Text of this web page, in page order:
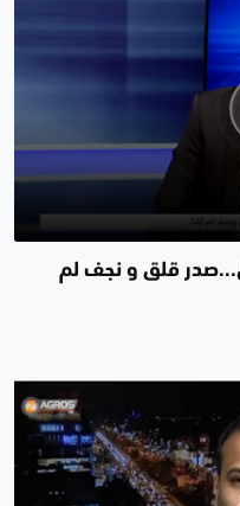
قلق و نجف لم